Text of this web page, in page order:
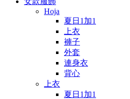
Hoja
夏日1加1
上衣
褲子
外套
連身衣
背心
上衣
夏日1加1